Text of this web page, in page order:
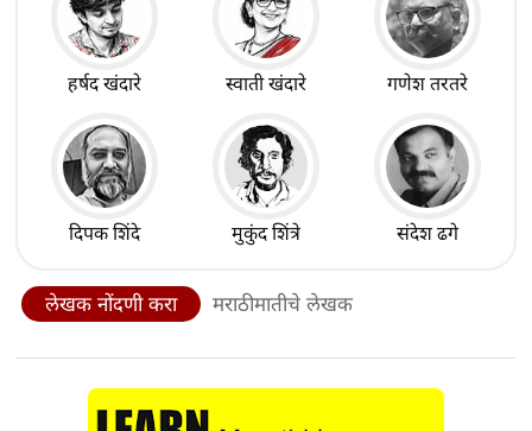
हर्षद खंदारे स्वाती खंदारे गणेश तरतरे
दिपक शिंदे मुकुंद शिंत्रे संदेश ढगे
लेखक नोंदणी करा मराठीमातीचे लेखक